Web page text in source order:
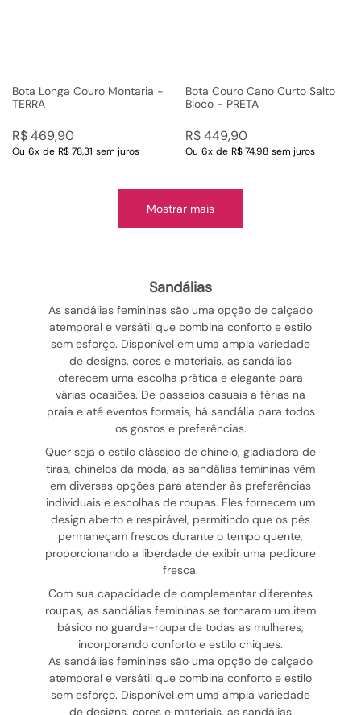
Bota Longa Couro Montaria -
TERRA
R$469,90
Ou 6x de R$ 78,31 sem juros
Bota Couro Cano Curto Salto
Bloco - PRETA
R$449,90
Ou 6x de R$ 74,98 sem juros
Mostrar mais
sandálias
As sandálias femininas são uma opção de calçado
atemporal e versátil que combina conforto e estilo
sem esforço. Disponível em uma ampla variedade
de designs, cores e materiais, as sandálias
oferecem uma escolha prática e elegante para
várias ocasiões. De passeios casuais a férias na
praia e até eventos formais, há sandália para todos
os gostos e preferências.
Quer seja o estilo clássico de chinelo, gladiadora de
tiras, chinelos da moda, as sandálias femininas vêm
em diversas opções para atender às preferências
individuais e escolhas de roupas. Eles fornecem um
design aberto e respirável, permitindo que os pés
permaneçam frescos durante o tempo quente,
proporcionando a liberdade de exibir uma pedicure
fresca.
Com sua capacidade de complementar diferentes
roupas, as sandálias femininas se tornaram um item
básico no guarda-roupa de todas as mulheres,
incorporando conforto e estilo chiques.
As sandálias femininas são uma opção de calçado
atemporal e versátil que combina conforto e estilo
sem esforço. Disponível em uma ampla variedade
de designs, cores e materiais, as sandálias